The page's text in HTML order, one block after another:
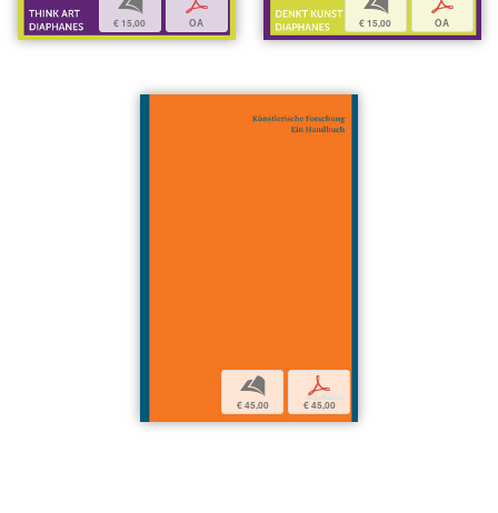
€ 15,00 OA € 15,00 OA
b
€ 45,00
p
€ 45,00